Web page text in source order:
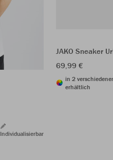
Individualisierbar
JAKO Sneaker
69,99 €
in 2
erhältlich